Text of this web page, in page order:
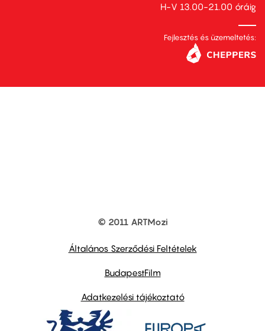
H-V 13.00-21.00 óráig
Fejlesztés és üzemeltetés:
© 2011 ARTMozi
Általános Szerződési Feltételek
BudapestFilm
Adatkezelési tájékoztató